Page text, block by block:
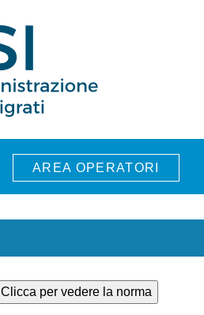
AREA OPERATORI
Clicca per vedere la norma